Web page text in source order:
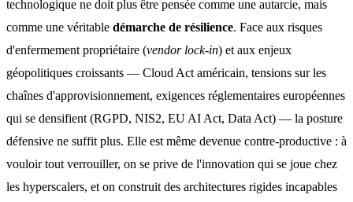
technologique ne doit plus être pensée comme une autarcie, mais
comme une véritable démarche de résilience. Face aux risques
d'enfermement propriétaire (vendor lock-in) et aux enjeux
géopolitiques croissants — Cloud Act américain, tensions sur les
chaînes d'approvisionnement, exigences réglementaires européennes
qui se densifient (RGPD, NIS2, EU AI Act, Data Act) — la posture
défensive ne suffit plus. Elle est même devenue contre-productive : à
vouloir tout verrouiller, on se prive de l'innovation qui se joue chez
les hyperscalers, et on construit des architectures rigides incapables